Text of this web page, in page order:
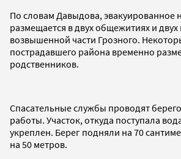
По словам Давыдова, эвакуированное
размещается в двух общежитиях и
возвышенной части Грозного.
пострадавшего района временно
родственников.
Спасательные службы проводят
работы. Участок, откуда поступала
укреплен. Берег подняли на 70
на 50 метров.